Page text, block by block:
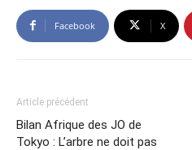
Facebook X
Article précédent
Bilan Afrique des JO de
Tokyo : L’arbre ne doit pas